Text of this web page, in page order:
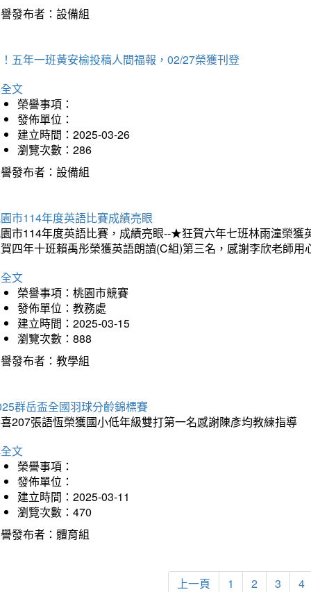
發布者：設備組
五年一班黃安榆投稿人間福報，02/27榮獲刊登
文
榮譽事項：
發佈單位：
建立時間：2025-03-26
瀏覽次數：286
發布者：設備組
市114年度英語比賽成績亮眼
市114年度英語比賽，成績亮眼--★狂賀六年七班林雨潼榮
四年十班賴禹彤榮獲英語朗讀(C組)第三名，感謝李欣老師
文
榮譽事項：桃園市競賽
發佈單位：教務處
建立時間：2025-03-15
瀏覽次數：888
發布者：教學組
群岳盃全國羽球分齡錦標賽
207張語恆榮獲國小低年級雙打第一名感謝陳彥均教練指導
文
榮譽事項：
發佈單位：
建立時間：2025-03-11
瀏覽次數：470
發布者：體育組
上一頁 1 2 3 4